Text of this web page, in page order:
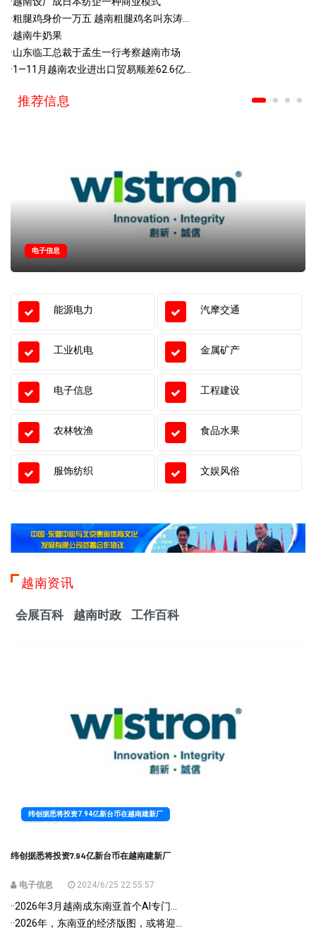
·粗腿鸡身价一万五 越南粗腿鸡名叫东涛...
·越南牛奶果
·山东临工总裁于孟生一行考察越南市场
·1—11月越南农业进出口贸易顺差62.6亿...
推荐信息
电子信息
能源电力 汽摩交通
工业机电 金属矿产
电子信息 工程建设
农林牧渔 食品水果
服饰纺织 文娱风俗
越南资讯
会展百科 越南时政 工作百科
纬创据悉将投资7.94亿新台币在越南建新厂
纬创据悉将投资7.94亿新台币在越南建新厂
电子信息 2024/6/25 22:55:57
··2026年3月越南成东南亚首个AI专门...
··2026年，东南亚的经济版图，或将迎...